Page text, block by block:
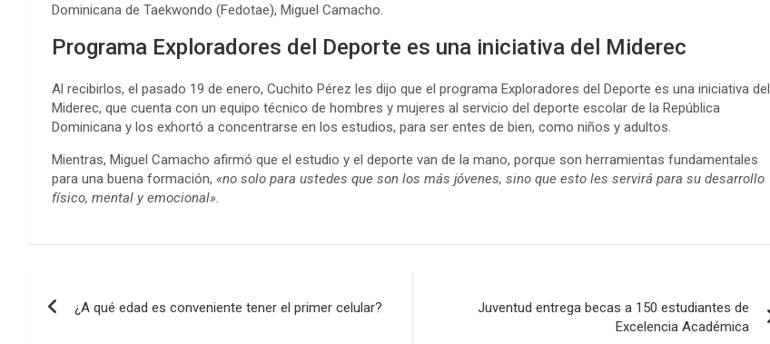
Dominicana de Taekwondo (Fedotae), Miguel Camacho.
Programa Exploradores del Deporte es una iniciativa del Miderec
Al recibirlos, el pasado 19 de enero, Cuchito Pérez les dijo que el programa Exploradores del Deporte es una iniciativa del
Miderec, que cuenta con un equipo técnico de hombres y mujeres al servicio del deporte escolar de la República
Dominicana y los exhortó a concentrarse en los estudios, para ser entes de bien, como niños y adultos.
Mientras, Miguel Camacho afirmó que el estudio y el deporte van de la mano, porque son herramientas fundamentales
para una buena formación, «no solo para ustedes que son los más jóvenes, sino que esto les servirá para su desarrollo
físico, mental y emocional».
¿A qué edad es conveniente tener el primer celular?
Juventud entrega becas a 150 estudiantes de
Excelencia Académica